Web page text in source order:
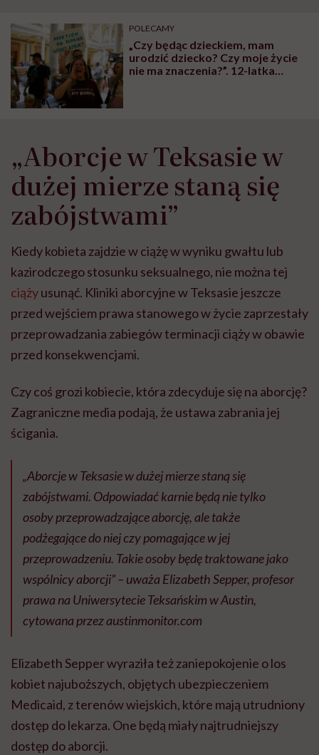
może chyba tylko
głupota i brak
wyobraźni"
pracy
POLECAMY
„Czy będąc dzieckiem, mam
urodzić dziecko? Czy moje życie
nie ma znaczenia?”. 12-latka
„Aborcje w Teksasie w
dużej mierze staną się
zabójstwami”
Kiedy kobieta zajdzie w ciążę w wyniku gwałtu lub
kazirodczego stosunku seksualnego, nie można tej
ciążyusunąć. Kliniki aborcyjne w Teksasie jeszcze
przed wejściem prawa stanowego w życie zaprzestały
przeprowadzania zabiegów terminacji ciąży w obawie
przed konsekwencjami.
Czy coś grozi kobiecie, która zdecyduje się na aborcję?
Zagraniczne media podają, że ustawa zabrania jej
ścigania.
„Aborcje w Teksasie w dużej mierze staną się
zabójstwami. Odpowiadać karnie będą nie tylko
osoby przeprowadzające aborcję, ale także
podżegające do niej czy pomagające w jej
przeprowadzeniu. Takie osoby będę traktowane jako
wspólnicy aborcji” – uważa Elizabeth Sepper, profesor
prawa na Uniwersytecie Teksańskim w Austin,
cytowana przez austinmonitor.com
Elizabeth Sepper wyraziła też zaniepokojenie o los
kobiet najuboższych, objętych ubezpieczeniem
Medicaid, z terenów wiejskich, które mają utrudniony
dostęp do lekarza. One będą miały najtrudniejszy
dostęp do aborcji.